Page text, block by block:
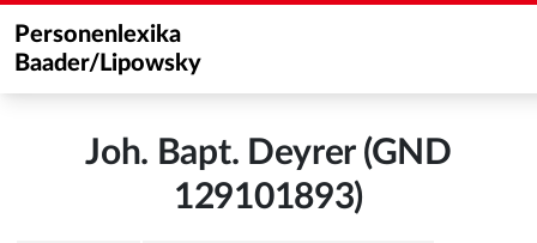
Personenlexika
Baader/Lipowsky
Joh. Bapt. Deyrer (GND
129101893)